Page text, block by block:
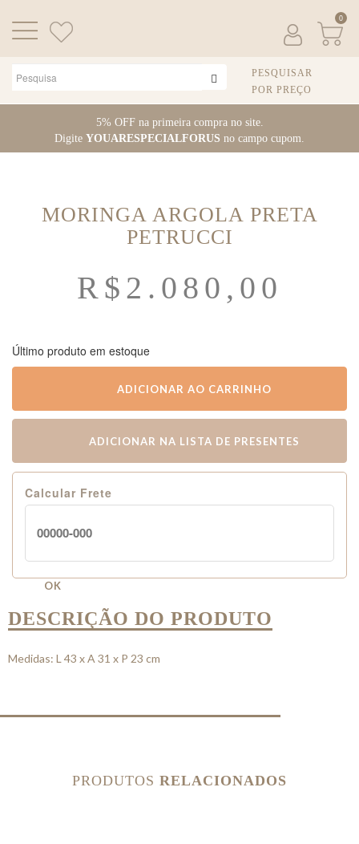
o
5% OFF na primeira compra no site.
Digite YOUARESPECIALFORUS no campo cupom.
0
PESQUISAR
POR PREÇO
MORINGA ARGOLA PRETA
PETRUCCI
R$ 2.080,00
Último produto em estoque
ADICIONAR AO CARRINHO
ADICIONAR NA LISTA DE PRESENTES
Calcular Frete
OK
DESCRIÇÃO DO PRODUTO
Medidas: L 43 x A 31 x P 23 cm
PRODUTOS RELACIONADOS